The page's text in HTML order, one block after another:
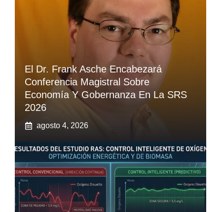
El Dr. Frank Asche Encabezará
Conferencia Magistral Sobre
Economía Y Gobernanza En La SRS
2026
agosto 4, 2026